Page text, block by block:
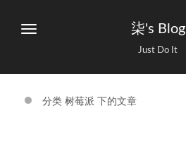
柒's Blog
Just Do It
分类 树莓派 下的文章